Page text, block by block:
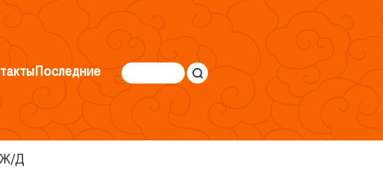
Последние
Ж/Д